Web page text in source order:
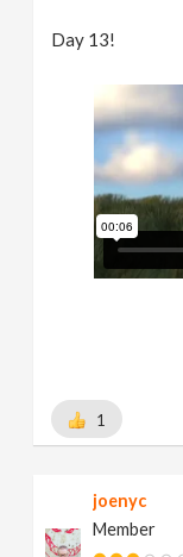
Day 13!
1
joenyc
Member